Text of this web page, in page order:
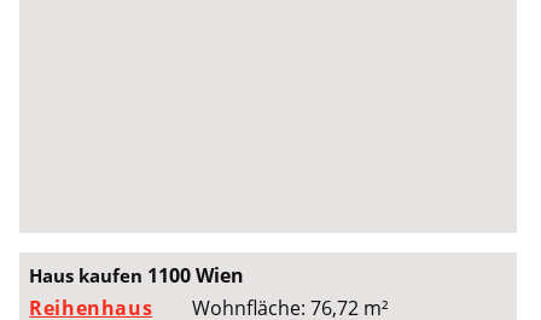
Haus kaufen 1100 Wien
Reihenhaus
Wohnfläche: 76,72 m²